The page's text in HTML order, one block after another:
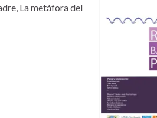
La metáfora del